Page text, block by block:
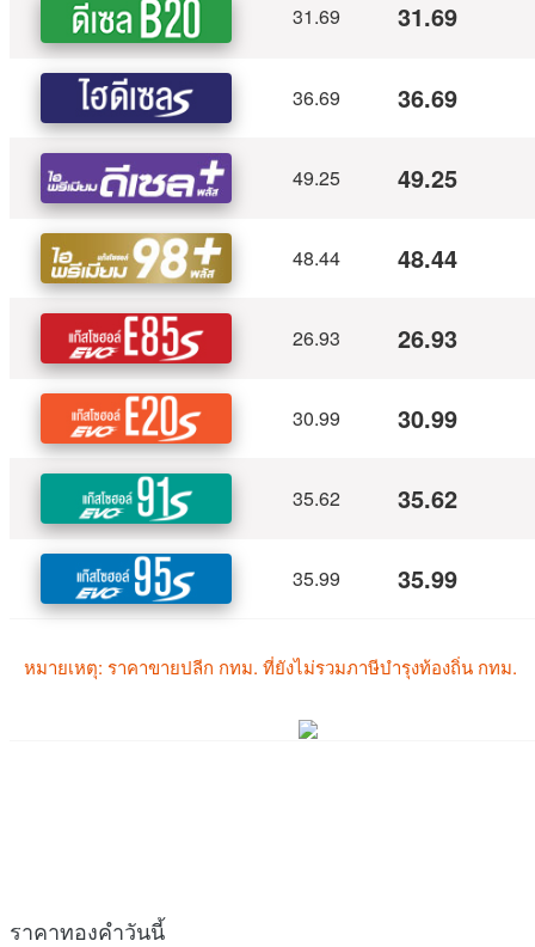
ราคาทองคำวันนี้